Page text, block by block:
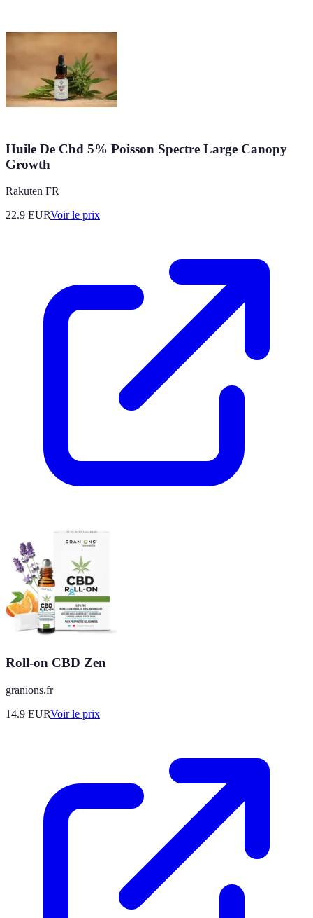
Huile De Cbd 5% Poisson Spectre Large Canopy
Growth
Rakuten FR
22.9 EURVoir le prix
Roll-on CBD Zen
granions.fr
14.9 EURVoir le prix